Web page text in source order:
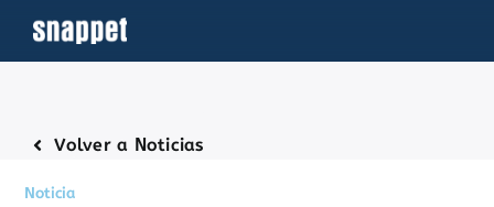
contenido
Volver a Noticias
Noticia